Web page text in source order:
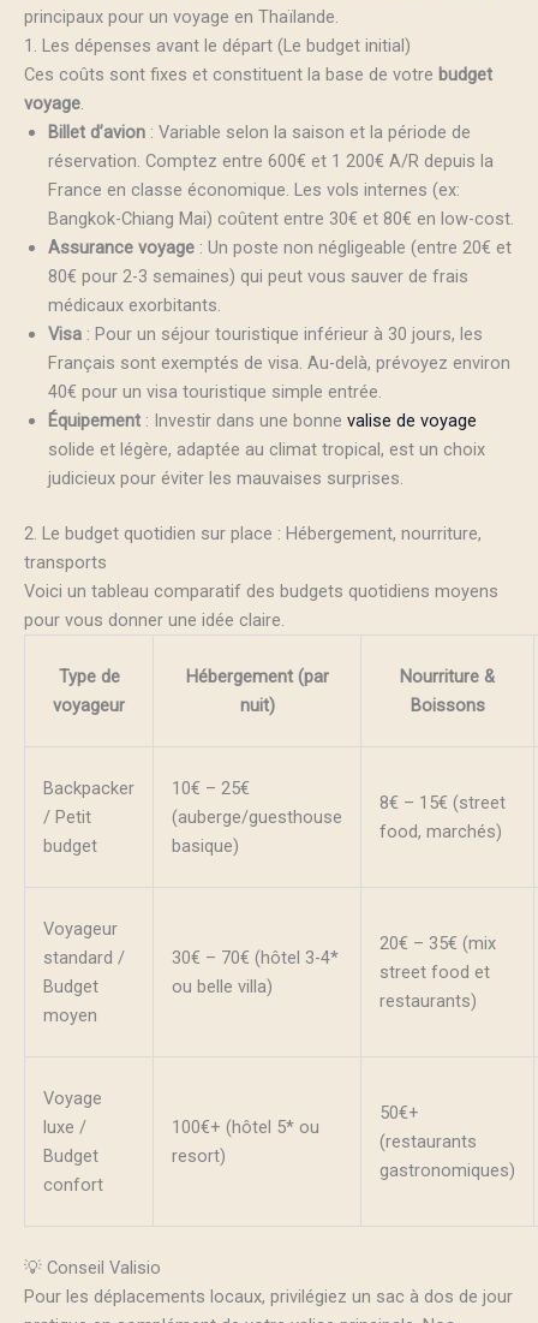
principaux pour un voyage en Thaïlande.
1. Les dépenses avant le départ (Le budget initial)
Ces coûts sont fixes et constituent la base de votre budget
voyage.
Billet d’avion : Variable selon la saison et la période de
réservation. Comptez entre 600€ et 1 200€ A/R depuis la
France en classe économique. Les vols internes (ex:
Bangkok-Chiang Mai) coûtent entre 30€ et 80€ en low-cost.
Assurance voyage : Un poste non négligeable (entre 20€ et
80€ pour 2-3 semaines) qui peut vous sauver de frais
médicaux exorbitants.
Visa : Pour un séjour touristique inférieur à 30 jours, les
Français sont exemptés de visa. Au-delà, prévoyez environ
40€ pour un visa touristique simple entrée.
Équipement : Investir dans une bonne valise de voyage
solide et légère, adaptée au climat tropical, est un choix
judicieux pour éviter les mauvaises surprises.
2. Le budget quotidien sur place : Hébergement, nourriture,
transports
Voici un tableau comparatif des budgets quotidiens moyens
pour vous donner une idée claire.
Type de
voyageur
Hébergement (par
nuit)
Nourriture &
Boissons
Backpacker
/ Petit
budget
10€ – 25€
(auberge/guesthouse
basique)
8€ – 15€ (street
food, marchés)
Voyageur
standard /
Budget
moyen
30€ – 70€ (hôtel 3-4*
ou belle villa)
20€ – 35€ (mix
street food et
restaurants)
Voyage
luxe /
Budget
confort
100€+ (hôtel 5* ou
resort)
50€+
(restaurants
gastronomiques)
💡 Conseil Valisio
Pour les déplacements locaux, privilégiez un sac à dos de jour